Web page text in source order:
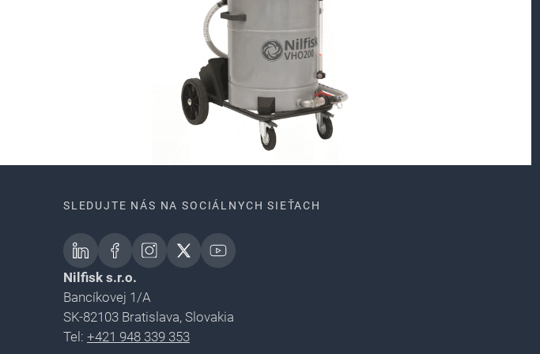
SLEDUJTE NÁS NA SOCIÁLNYCH SIEŤACH
Nilfisk s.r.o.
Bancíkovej 1/A
SK-82103 Bratislava, Slovakia
Tel: +421 948 339 353